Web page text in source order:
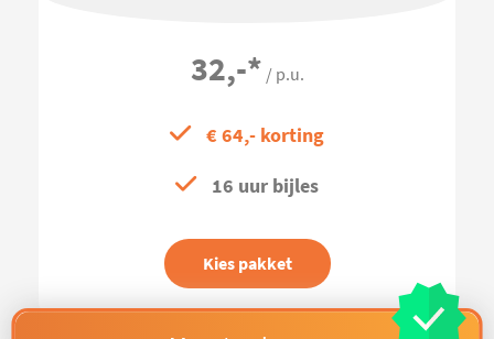
32,-* / p.u.
€ 64,- korting
16 uur bijles
Kies pakket